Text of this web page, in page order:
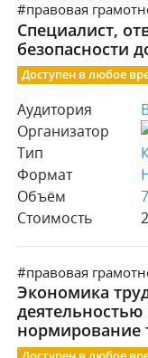
#правовая
Специалист,
безопасности
Доступен в любое
Аудитория
Организатор
Тип
Формат
Объём
Стоимость
#правовая
Экономика
нормирование